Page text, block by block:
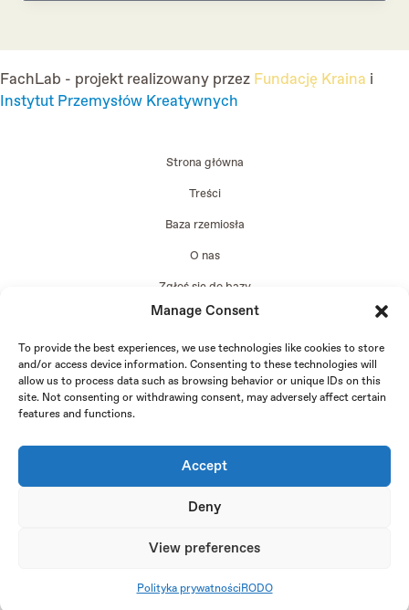
Manage Consent
To provide the best experiences, we use technologies like cookies to store
and/or access device information. Consenting to these technologies will
allow us to process data such as browsing behavior or unique IDs on this
site. Not consenting or withdrawing consent, may adversely affect certain
features and functions.
Accept
Deny
View preferences
Polityka prywatnościRODO
FachLab - projekt realizowany przez Fundację Kraina i
Instytut Przemysłów Kreatywnych
Strona główna
Treści
Baza rzemiosła
O nas
Zgłoś się do bazy
Edycja 2024
Copyright © 2026 FachLab - projekt realizowany przez Fundację Kraina i Instytut Przemysłów